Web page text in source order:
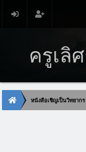
ครูเลิ
หนังสือเชิญเป็นวิทยากร